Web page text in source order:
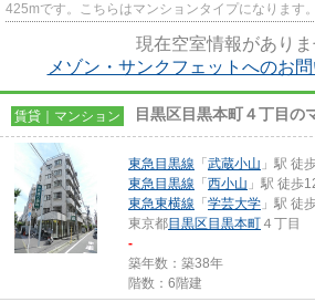
425mです。こちらはマンションタイプになります
現在空室情報がありま
メゾン・サンクフェットへのお
賃貸｜マンション 目黒区目黒本町４丁目の
東急目黒線 「 武蔵小山 」駅 徒
東急目黒線 「 西小山 」駅 徒歩
東急東横線 「 学芸大学 」駅 徒
東京都目黒区 目黒本町 ４丁目
-
築年数：築38年
階数：6階建